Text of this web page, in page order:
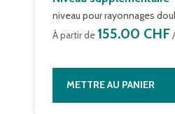
niveau pour rayonnages
À partir de 155.00 CHF
METTRE AU PANIER